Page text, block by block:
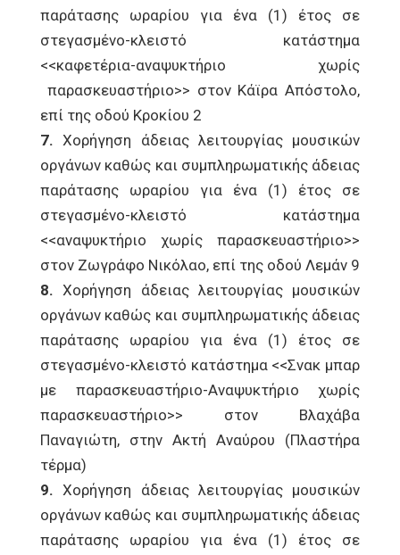
παράτασης ωραρίου για ένα (1) έτος σε
στεγασμένο-κλειστό κατάστημα
<<καφετέρια-αναψυκτήριο χωρίς
παρασκευαστήριο>> στον Κάϊρα Απόστολο,
επί της οδού Κροκίου 2
7. Χορήγηση άδειας λειτουργίας μουσικών
οργάνων καθώς και συμπληρωματικής άδειας
παράτασης ωραρίου για ένα (1) έτος σε
στεγασμένο-κλειστό κατάστημα
<<αναψυκτήριο χωρίς παρασκευαστήριο>>
στον Ζωγράφο Νικόλαο, επί της οδού Λεμάν 9
8. Χορήγηση άδειας λειτουργίας μουσικών
οργάνων καθώς και συμπληρωματικής άδειας
παράτασης ωραρίου για ένα (1) έτος σε
στεγασμένο-κλειστό κατάστημα <<Σνακ μπαρ
με παρασκευαστήριο-Αναψυκτήριο χωρίς
παρασκευαστήριο>> στον Βλαχάβα
Παναγιώτη, στην Ακτή Αναύρου (Πλαστήρα
τέρμα)
9. Χορήγηση άδειας λειτουργίας μουσικών
οργάνων καθώς και συμπληρωματικής άδειας
παράτασης ωραρίου για ένα (1) έτος σε